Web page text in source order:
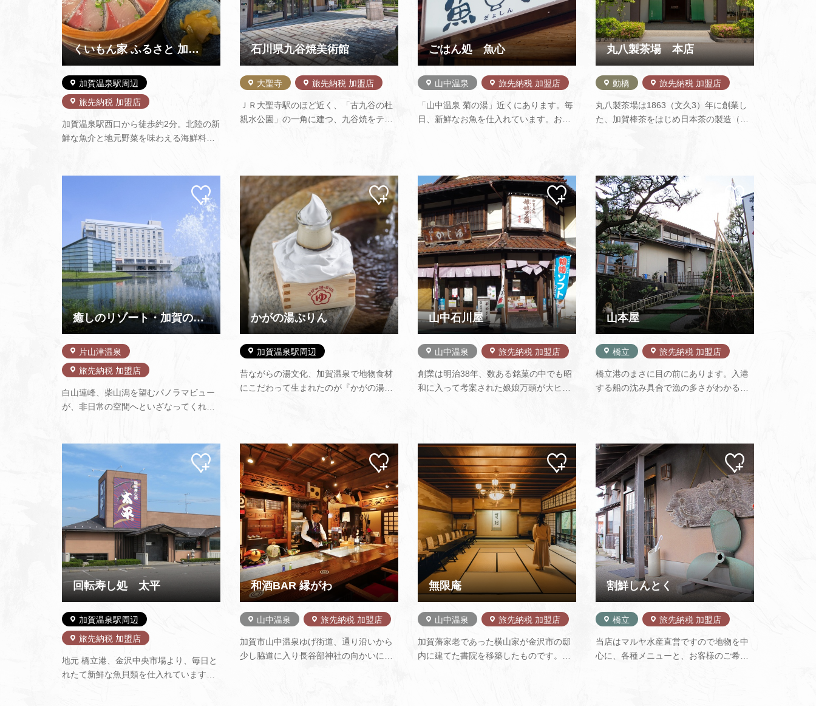
くいもん家 ふるさと 加賀店
加賀温泉駅周辺
旅先納税 加盟店
加賀温泉駅西口から徒歩約2分。北陸の新
鮮な魚介と地元野菜を味わえる海鮮料理
刺身定食、夜は一品料理と北陸の地酒も
石川県九谷焼美術館
大聖寺 旅先納税 加盟店
ＪＲ大聖寺駅のほど近く、「古九谷の杜
親水公園」の一角に建つ、九谷焼をテー
た展示室に作品を並べ、360年以上の歴
史を持つ九谷焼の魅力を紹介していま…
ごはん処 魚心
山中温泉 旅先納税 加盟店
「山中温泉 菊の湯」近くにあります。毎
日、新鮮なお魚を仕入れています。お刺
丸八製茶場 本店
動橋 旅先納税 加盟店
丸八製茶場は1863（文久3）年に創業し
た、加賀棒茶をはじめ日本茶の製造（焙
上加賀棒茶」は一番摘みの良質な茎を浅
く焙じており、芳ばしい香りとすっき
り…
癒しのリゾート・加賀の幸 ホテルアローレ
片山津温泉
旅先納税 加盟店
白山連峰、柴山潟を望むパノラマビュー
が、非日常の空間へといざなってくれる
ゆとりの空間、屋内プールなど充実した
アクティビティ施設やエステサロン。旬
の食材をふんだんに使用したアロ…
マイ
ペー
ジに
追加
かがの湯ぷりん
加賀温泉駅周辺
昔ながらの湯文化、加賀温泉で地物食材
にこだわって生まれたのが『かがの湯ぷ
直送低温殺菌牛乳を使っています。 加賀
フルーツランドさんの紅ほっぺ…
マイ
ペー
追加
山中石川屋
山中温泉 旅先納税 加盟店
創業は明治38年、数ある銘菓の中でも昭
和に入って考案された娘娘万頭が大ヒッ
られた餡が自慢の娘娘万頭です。娘娘
（にゃあにゃあ）とは加賀言葉で娘さ…
マイ
ペー
ジに
追加
山本屋
橋立 旅先納税 加盟店
橋立港のまさに目の前にあります。入港
する船の沈み具合で漁の多さがわかると
でいたといいますから、まさしく、山本
屋は橋立の料亭の草分け的存在です…
マイ
ペー
ジに
追加
回転寿し処 太平
加賀温泉駅周辺
旅先納税 加盟店
地元 橋立港、金沢中央市場より、毎日と
れたて新鮮な魚貝類を仕入れています。
マイ
ペー
追加
和酒BAR 縁がわ
山中温泉 旅先納税 加盟店
加賀市山中温泉ゆげ街道、通り沿いから
少し脇道に入り長谷部神社の向かいに日
マイ
ペー
ジに
追加
無限庵
山中温泉 旅先納税 加盟店
加賀藩家老であった横山家が金沢市の邸
内に建てた書院を移築したものです。明
マイ
ペー
ジに
追加
割鮮しんとく
橋立 旅先納税 加盟店
当店はマルヤ水産直営ですので地物を中
心に、各種メニューと、お客様のご希望
マイ
ペー
ジに
追加